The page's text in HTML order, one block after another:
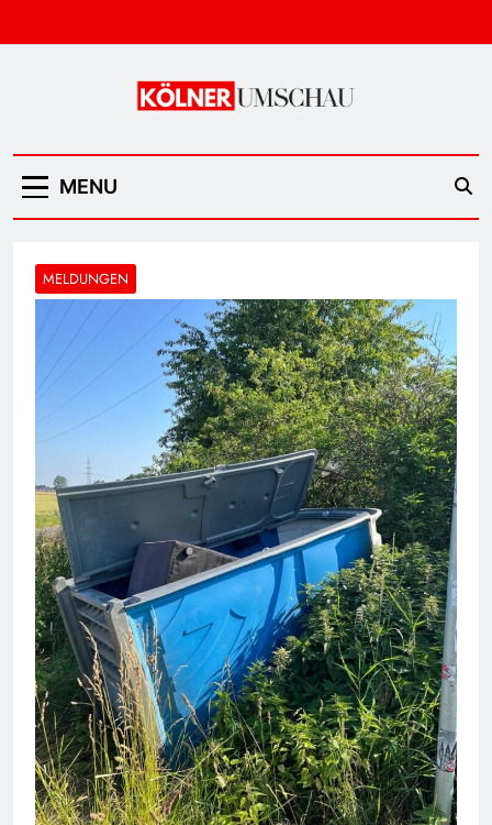
to
Kölner Umschau
MENU
MELDUNGEN